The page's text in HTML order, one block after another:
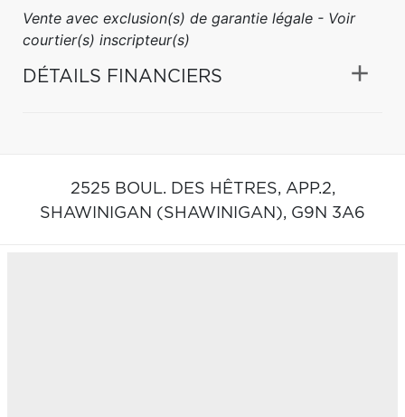
Vente avec exclusion(s) de garantie légale - Voir
courtier(s) inscripteur(s)
DÉTAILS FINANCIERS
2525 BOUL. DES HÊTRES, APP.2,
SHAWINIGAN (SHAWINIGAN), G9N 3A6